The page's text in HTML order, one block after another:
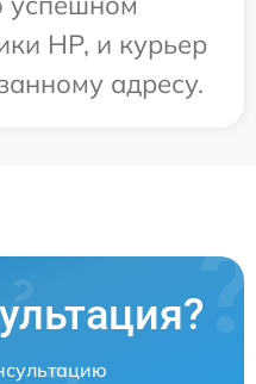
HP, и курьер
адресу.